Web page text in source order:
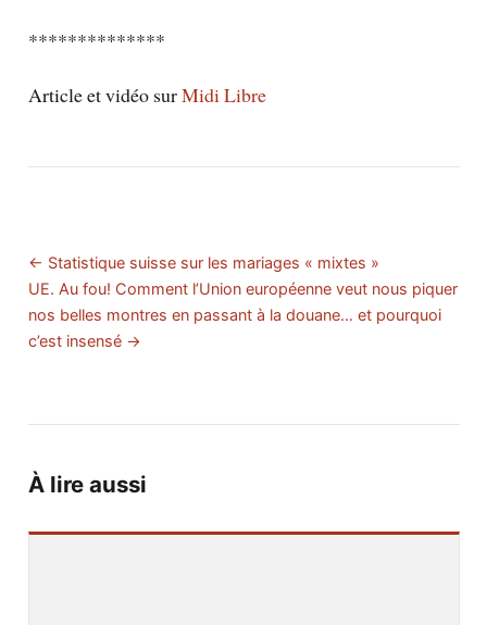
**************
Article et vidéo surMidi Libre
← Statistique suisse sur les mariages « mixtes »
UE. Au fou! Comment l’Union européenne veut nous piquer
nos belles montres en passant à la douane… et pourquoi
c’est insensé →
À lire aussi